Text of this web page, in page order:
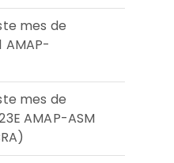
mes de
AMAP-
mes de
AMAP-ASM